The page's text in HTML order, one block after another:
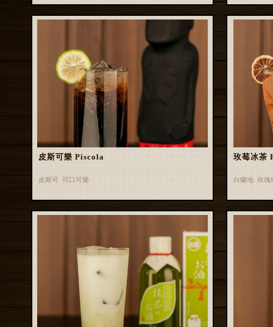
皮斯可樂 Piscola
皮斯可 可口可樂
玫莓冰茶
白蘭地 玫瑰